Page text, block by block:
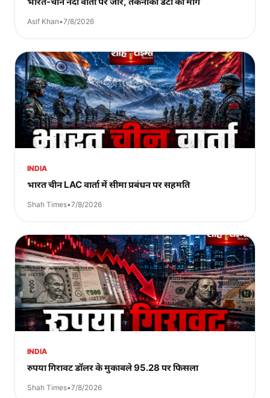
Asif Khan•7/8/2026
INDIA
भारत चीन LAC वार्ता में सीमा प्रबंधन पर सहमति
Shah Times•7/8/2026
INDIA
रुपया गिरावट डॉलर के मुकाबले 95.28 पर फिसला
Shah Times•7/8/2026